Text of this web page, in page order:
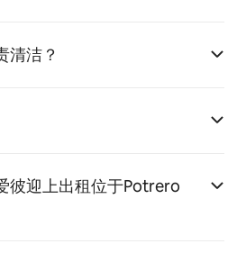
清洁？
彼迎上出租位于Potrero